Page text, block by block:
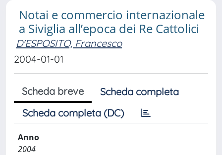
Notai e commercio internazionale
a Siviglia all’epoca dei Re Cattolici
D'ESPOSITO, Francesco
2004-01-01
Scheda breve
Scheda completa
Scheda completa (DC)
Anno
2004